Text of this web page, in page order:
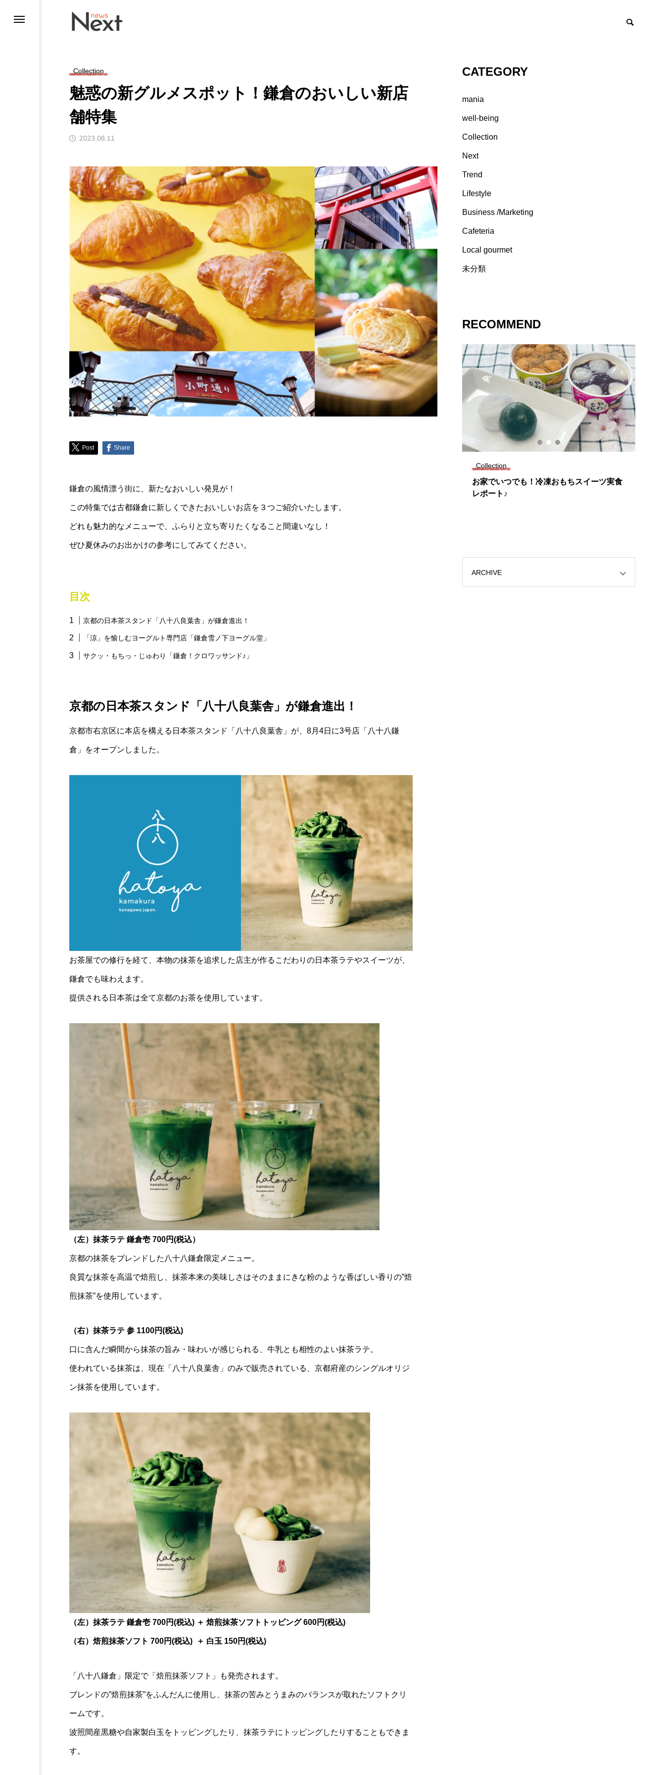
Collection
魅惑の新グルメスポット！鎌倉のおいしい新店
舗特集
2023.08.11
Post Share
鎌倉の風情漂う街に、新たなおいしい発見が！
この特集では古都鎌倉に新しくできたおいしいお店を３つご紹介いたします。
どれも魅力的なメニューで、ふらりと立ち寄りたくなること間違いなし！
ぜひ夏休みのお出かけの参考にしてみてください。
目次
京都の日本茶スタンド「八十八良葉舎」が鎌倉進出！
「涼」を愉しむヨーグルト専門店「鎌倉雪ノ下ヨーグル堂」
サクッ・もちっ・じゅわり「鎌倉！クロワッサンド♪」
京都の日本茶スタンド「八十八良葉舎」が鎌倉進出！
京都市右京区に本店を構える⽇本茶スタンド「八十八良葉舎」が、8月4日に3号店「八十八鎌
倉」をオープンしました。
お茶屋での修⾏を経て、本物の抹茶を追求した店主が作るこだわりの日本茶ラテやスイーツが、
鎌倉でも味わえます。
提供される日本茶は全て京都のお茶を使用しています。
（左）抹茶ラテ 鎌倉壱 700円(税込）
京都の抹茶をブレンドした八十八鎌倉限定メニュー。
良質な抹茶を高温で焙煎し、抹茶本来の美味しさはそのままにきな粉のような香ばしい香りの”焙
煎抹茶”を使用しています。
（右）抹茶ラテ 参 1100円(税込)
口に含んだ瞬間から抹茶の旨み・味わいが感じられる、牛乳とも相性のよい抹茶ラテ。
使われている抹茶は、現在「八十八良葉舎」のみで販売されている、京都府産のシングルオリジ
ン抹茶を使用しています。
（左）抹茶ラテ 鎌倉壱 700円(税込) ＋ 焙煎抹茶ソフトトッピング 600円(税込)
（右）焙煎抹茶ソフト 700円(税込) ＋ 白玉 150円(税込)
「八十八鎌倉」限定で「焙煎抹茶ソフト」も発売されます。
ブレンドの”焙煎抹茶”をふんだんに使用し、抹茶の苦みとうまみのバランスが取れたソフトクリ
ームです。
波照間産黒糖や自家製白玉をトッピングしたり、抹茶ラテにトッピングしたりすることもできま
す。
CATEGORY
mania
well-being
Collection
Next
Trend
Lifestyle
Business /Marketing
Cafeteria
Local gourmet
未分類
RECOMMEND
「桔梗信玄餅アイスバー」実食レポ
Collection
お家でいつでも！冷凍おもちスイーツ実食
レポート♪
ARCHIVE